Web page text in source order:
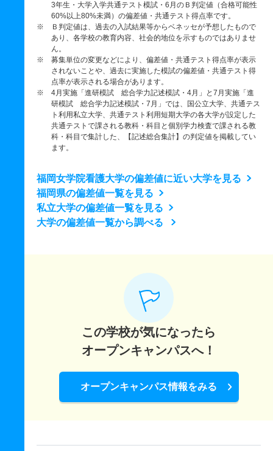
3年生・大学入学共通テスト模試・6月のＢ判定値（合格可能性
60%以上80%未満）の偏差値・共通テスト得点率です。
※ Ｂ判定値は、過去の入試結果等からベネッセが予想したもので
あり、各学校の教育内容、社会的地位を示すものではありませ
ん。
※ 募集単位の変更などにより、偏差値・共通テスト得点率が表示
されないことや、過去に実施した模試の偏差値・共通テスト得
点率が表示される場合があります。
※ 4月実施「進研模試 総合学力記述模試・4月」と7月実施「進
研模試 総合学力記述模試・7月」では、国公立大学、共通テス
ト利用私立大学、共通テスト利用短期大学の各大学が設定した
共通テストで課される教科・科目と個別学力検査で課される教
科・科目で集計した、【記述総合集計】の判定値を掲載してい
ます。
福岡女学院看護大学の偏差値に近い大学を見る
福岡県の偏差値一覧を見る
私立大学の偏差値一覧を見る
大学の偏差値一覧から調べる
この学校が気になったら
オープンキャンパスへ！
オープンキャンパス情報をみる